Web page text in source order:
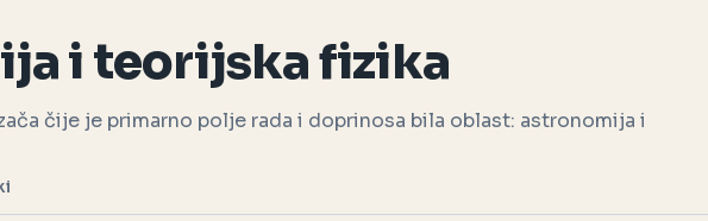
i teorijska fizika
čije je primarno polje rada i doprinosa bila oblast: astronomija i